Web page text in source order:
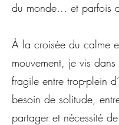
du monde… et parfois
À la croisée du calme
mouvement, je vis
fragile entre trop-plein
besoin de solitude,
partager et nécessité